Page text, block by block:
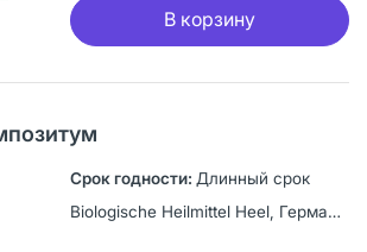
В корзину
Длинный срок
Biologische Heilmittel Heel, Германия